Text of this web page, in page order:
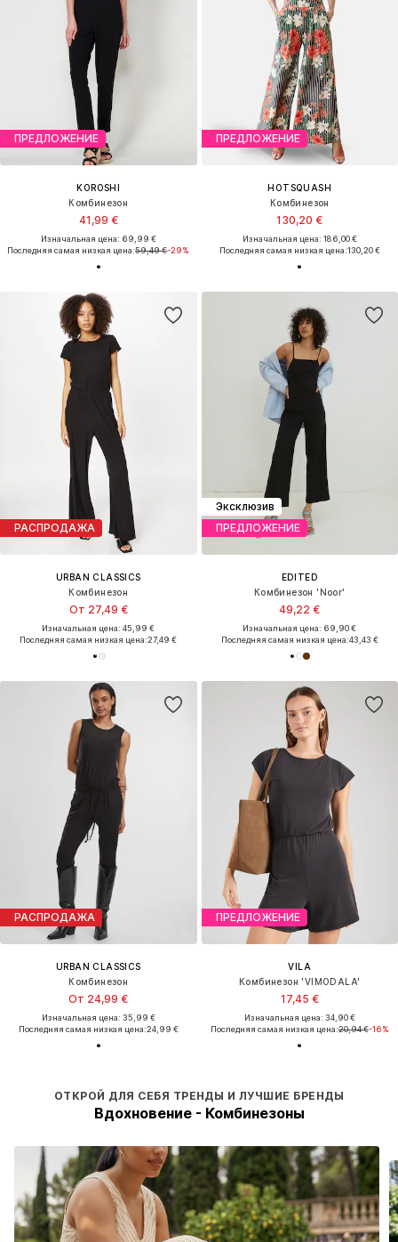
ПРЕДЛОЖЕНИЕ
KOROSHI
Комбинезон
41,99 €
Изначальная цена: 69,99 €
Последняя самая низкая цена:59,49 €-29%
ПРЕДЛОЖЕНИЕ
HOTSQUASH
Комбинезон
130,20 €
Изначальная цена: 186,00 €
Последняя самая низкая цена:130,20 €
РАСПРОДАЖА
URBAN CLASSICS
Комбинезон
От 27,49 €
Изначальная цена: 45,99 €
Последняя самая низкая цена:27,49 €
Эксклюзив
ПРЕДЛОЖЕНИЕ
EDITED
Комбинезон 'Noor'
49,22 €
Изначальная цена: 69,90 €
Последняя самая низкая цена:43,43 €
РАСПРОДАЖА
URBAN CLASSICS
Комбинезон
От 24,99 €
Изначальная цена: 35,99 €
Последняя самая низкая цена:24,99 €
ПРЕДЛОЖЕНИЕ
VILA
Комбинезон 'VIMODALA'
17,45 €
Изначальная цена: 34,90 €
Последняя самая низкая цена:20,94 €-16%
ОТКРОЙ ДЛЯ СЕБЯ ТРЕНДЫ И ЛУЧШИЕ БРЕНДЫ
Вдохновение - Комбинезоны